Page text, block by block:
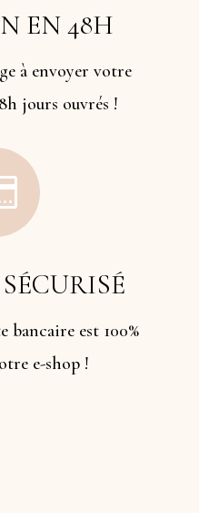
EN 48H
à envoyer votre
jours ouvrés !
bancaire est 100%
e-shop !